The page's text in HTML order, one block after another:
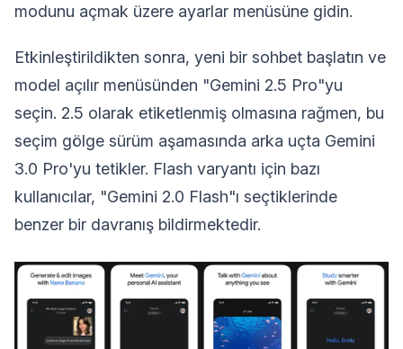
modunu açmak üzere ayarlar menüsüne gidin.
Etkinleştirildikten sonra, yeni bir sohbet başlatın ve
model açılır menüsünden "Gemini 2.5 Pro"yu
seçin. 2.5 olarak etiketlenmiş olmasına rağmen, bu
seçim gölge sürüm aşamasında arka uçta Gemini
3.0 Pro'yu tetikler. Flash varyantı için bazı
kullanıcılar, "Gemini 2.0 Flash"ı seçtiklerinde
benzer bir davranış bildirmektedir.